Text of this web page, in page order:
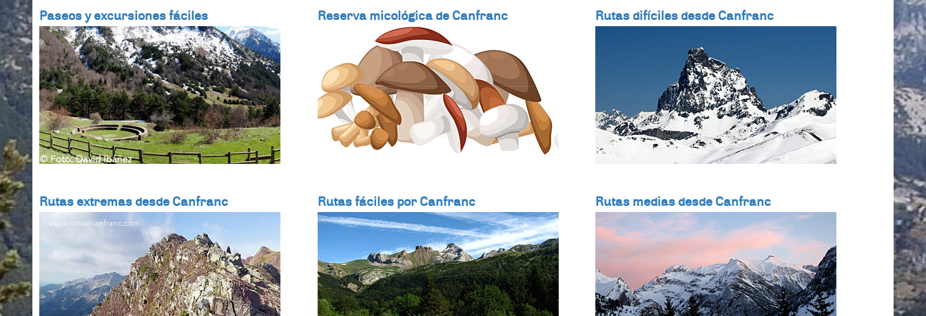
Paseos y excursiones fáciles Reserva micológica de Canfranc Rutas difíciles desde Canfranc
Rutas extremas desde Canfranc Rutas fáciles por Canfranc Rutas medias desde Canfranc